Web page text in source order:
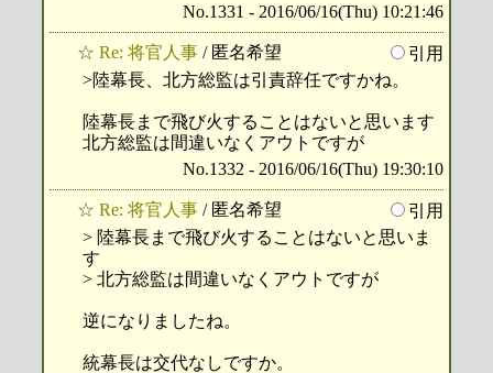
No.1331 - 2016/06/16(Thu) 10:21:46
☆ Re: 将官人事 / 匿名希望
引用
>陸幕長、北方総監は引責辞任ですかね。
陸幕長まで飛び火することはないと思います
北方総監は間違いなくアウトですが
No.1332 - 2016/06/16(Thu) 19:30:10
☆ Re: 将官人事 / 匿名希望
引用
> 陸幕長まで飛び火することはないと思いま
す
> 北方総監は間違いなくアウトですが
逆になりましたね。
統幕長は交代なしですか。